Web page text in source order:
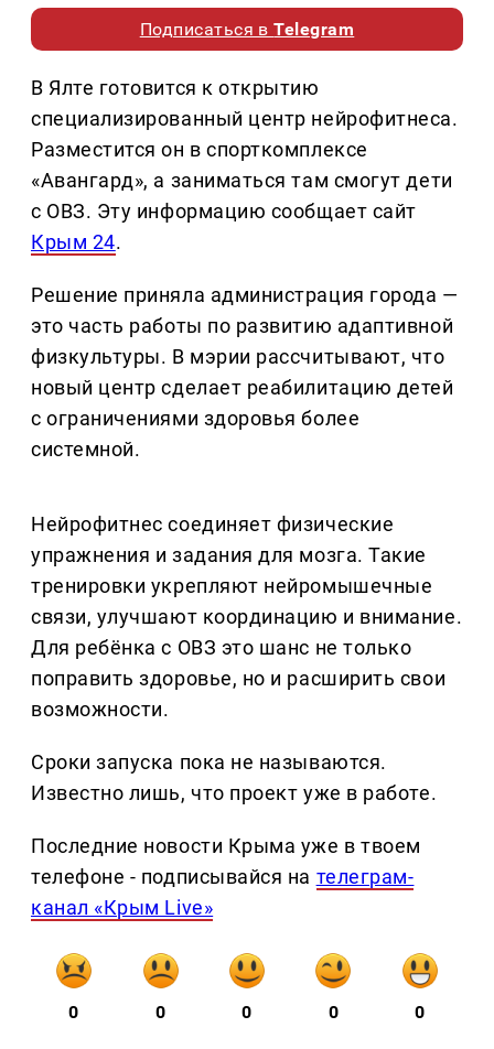
Подписаться вTelegram
В Ялте готовится к открытию
специализированный центр нейрофитнеса.
Разместится он в спорткомплексе
«Авангард», а заниматься там смогут дети
с ОВЗ. Эту информацию сообщает сайт
Крым 24.
Решение приняла администрация города —
это часть работы по развитию адаптивной
физкультуры. В мэрии рассчитывают, что
новый центр сделает реабилитацию детей
с ограничениями здоровья более
системной.
Нейрофитнес соединяет физические
упражнения и задания для мозга. Такие
тренировки укрепляют нейромышечные
связи, улучшают координацию и внимание.
Для ребёнка с ОВЗ это шанс не только
поправить здоровье, но и расширить свои
возможности.
Сроки запуска пока не называются.
Известно лишь, что проект уже в работе.
Последние новости Крыма уже в твоем
телефоне - подписывайся на телеграм-
канал «Крым Live»
0 0 0 0 0